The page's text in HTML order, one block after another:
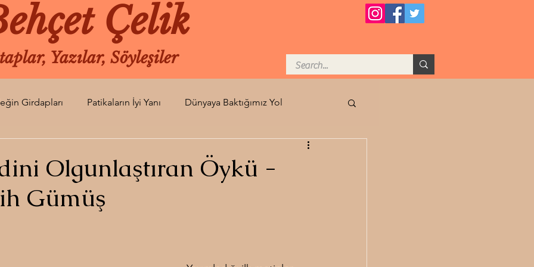
Çelik
Yazılar, Söyleşiler
Girdapları Patikaların İyi Yanı Dünyaya Baktığımız Yol
Gün Ortasında Arzu
Soluk Bir An Diken Ucu
Olgunlaştıran Öykü -
Gümüş